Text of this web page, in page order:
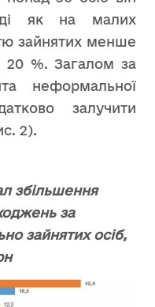
як на малих
зайнятих менше
20 %. Загалом за
неформальної
залучити
2).
збільшення
за
зайнятих осіб,